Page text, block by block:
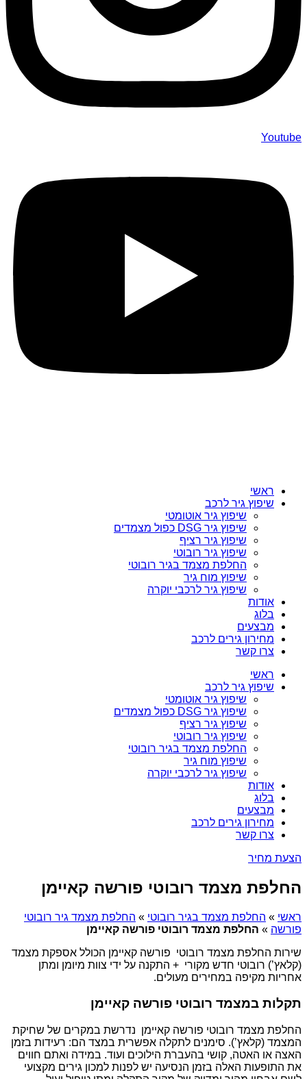
Youtube
ראשי
שיפוץ גיר לרכב
שיפוץ גיר אוטומטי
שיפוץ גיר DSG כפול מצמדים
שיפוץ גיר רציף
שיפוץ גיר רובוטי
החלפת מצמד בגיר רובוטי
שיפוץ מוח גיר
שיפוץ גיר לרכבי יוקרה
אודות
בלוג
מבצעים
מחירון גירים לרכב
צרו קשר
ראשי
שיפוץ גיר לרכב
שיפוץ גיר אוטומטי
שיפוץ גיר DSG כפול מצמדים
שיפוץ גיר רציף
שיפוץ גיר רובוטי
החלפת מצמד בגיר רובוטי
שיפוץ מוח גיר
שיפוץ גיר לרכבי יוקרה
אודות
בלוג
מבצעים
מחירון גירים לרכב
צרו קשר
הצעת מחיר
החלפת מצמד רובוטי פורשה קאיימן
ראשי » החלפת מצמד בגיר רובוטי » החלפת מצמד גיר רובוטי
פורשה » החלפת מצמד רובוטי פורשה קאיימן
שירות החלפת מצמד רובוטי פורשה קאיימן הכולל אספקת מצמד
(קלאץ’) רובוטי חדש מקורי + התקנה על ידי צוות מיומן ומתן
אחריות מקיפה במחירים מעולים.
תקלות במצמד רובוטי פורשה קאיימן
החלפת מצמד רובוטי פורשה קאיימן נדרשת במקרים של שחיקת
המצמד (קלאץ’). סימנים לתקלה אפשרית במצד הם: רעידות בזמן
האצה או האטה, קושי בהעברת הילוכים ועוד. במידה ואתם חווים
את התופעות האלה בזמן הנסיעה יש לפנות למכון גירים מקצועי